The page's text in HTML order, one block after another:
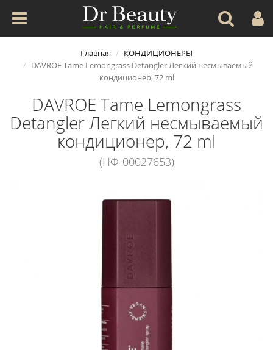
Главная
КОНДИЦИОНЕРЫ
DAVROE Tame Lemongrass Detangler Легкий несмываемый
кондиционер, 72 ml
DAVROE Tame Lemongrass
Detangler Легкий несмываемый
кондиционер, 72 ml
(НФ-00027653)